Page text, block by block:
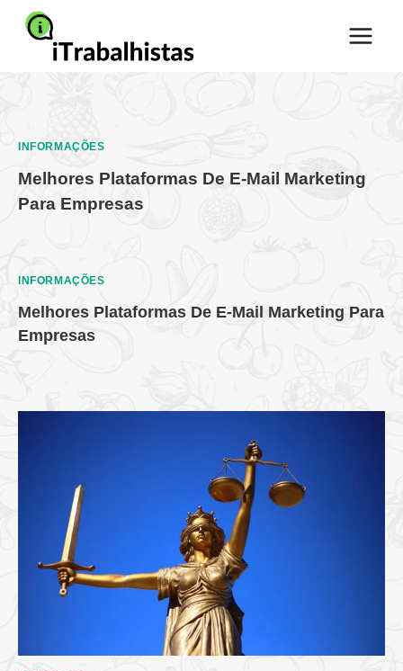
Pular
para
INFORMAÇÕES
Melhores Plataformas De E-Mail Marketing
Para Empresas
INFORMAÇÕES
Melhores Plataformas De E-Mail Marketing Para
Empresas